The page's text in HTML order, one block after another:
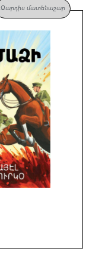
Զարդիս մատենաշար